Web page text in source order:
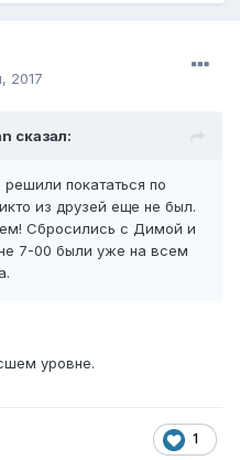
2017
сказал:
покататься по
из друзей еще не был.
Сбросились с Димой и
7-00 были уже на всем
уровне.
1